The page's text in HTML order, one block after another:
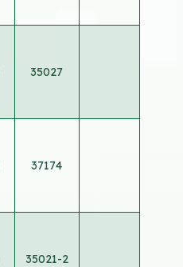
35027
37174
35021-2